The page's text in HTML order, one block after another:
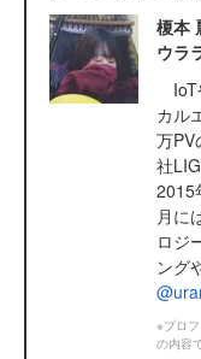
榎本
ウラ
IoT
カル
万PV
社
2015
月に
ロジ
ング
※プロ
の内容